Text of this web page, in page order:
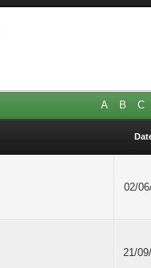
A B C
02/
21/